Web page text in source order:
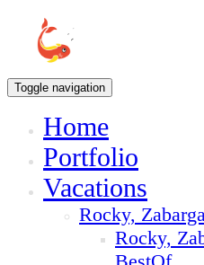
Toggle navigation
Home
Portfolio
Vacations
Rocky,
Rocky,